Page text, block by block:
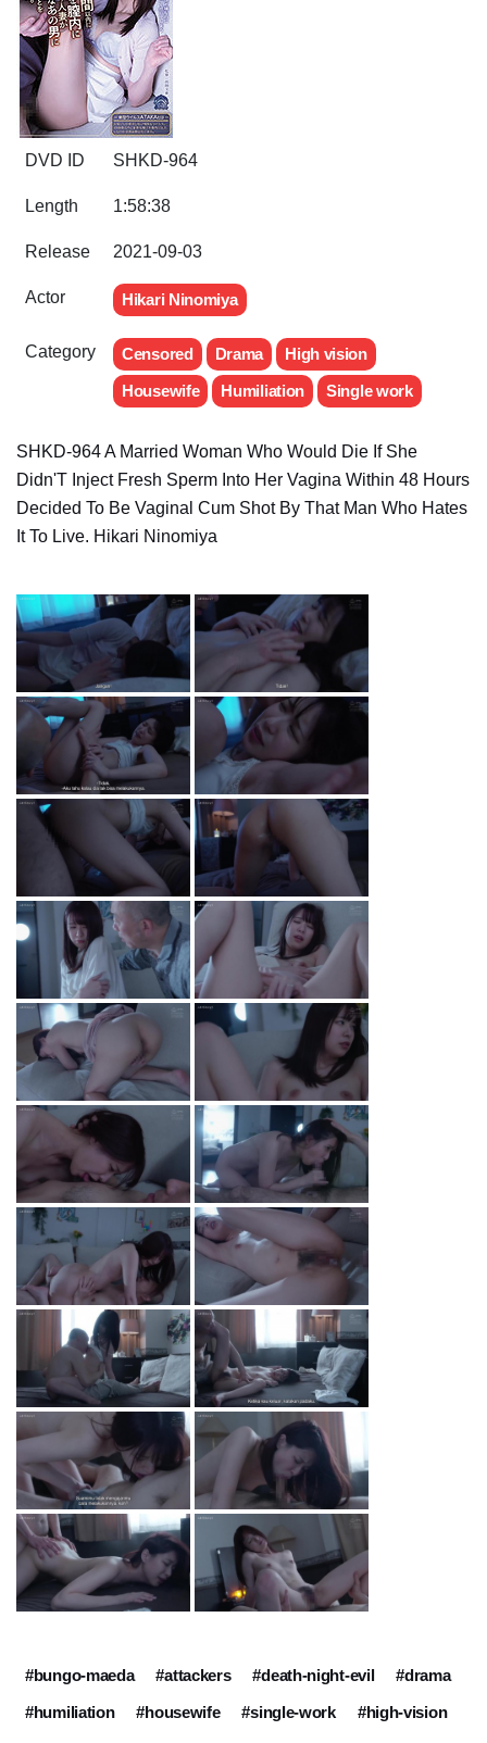
DVD ID SHKD-964
Length 1:58:38
Release 2021-09-03
Actor Hikari Ninomiya
Category Censored Drama
High vision
Housewife
Humiliation Single work
SHKD-964 A Married Woman Who Would Die If She
Didn'T Inject Fresh Sperm Into Her Vagina Within 48 Hours
Decided To Be Vaginal Cum Shot By That Man Who Hates
It To Live. Hikari Ninomiya
#bungo-maeda #attackers #death-night-evil
#drama
#humiliation
#housewife #single-work
#high-vision